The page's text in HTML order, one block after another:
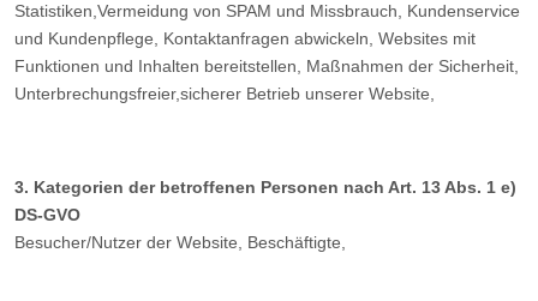
Statistiken,Vermeidung von SPAM und Missbrauch, Kundenservice
und Kundenpflege, Kontaktanfragen abwickeln, Websites mit
Funktionen und Inhalten bereitstellen, Maßnahmen der Sicherheit,
Unterbrechungsfreier,sicherer Betrieb unserer Website,
3. Kategorien der betroffenen Personen nach Art. 13 Abs. 1 e)
DS-GVO
Besucher/Nutzer der Website, Beschäftigte,